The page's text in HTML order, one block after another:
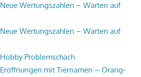
Neue Wertungszahlen – Warten auf
Neue Wertungszahlen – Warten auf
Hobby Problemschach
Eröffnungen mit Tiernamen – Orang-